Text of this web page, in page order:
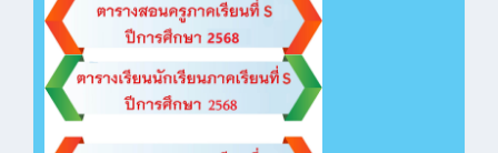
ซื้อวัสดุจัดนิทรรศการเทิดพระเกียรติฯ งานกิจกรรม
ซื้อหนังสือเรียนระดับ ปวช. ภาคเรียนที่ 2 ปีการ
คลิกเพื่อเปิดไฟล์ PDF